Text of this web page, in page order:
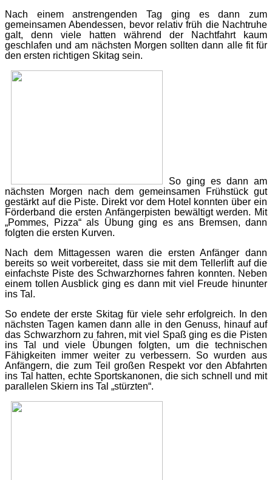
Nach einem anstrengenden Tag ging es dann zum
gemeinsamen Abendessen, bevor relativ früh die Nachtruhe
galt, denn viele hatten während der Nachtfahrt kaum
geschlafen und am nächsten Morgen sollten dann alle fit für
den ersten richtigen Skitag sein.
So ging es dann am
nächsten Morgen nach dem gemeinsamen Frühstück gut
gestärkt auf die Piste. Direkt vor dem Hotel konnten über ein
Förderband die ersten Anfängerpisten bewältigt werden. Mit
„Pommes, Pizza“ als Übung ging es ans Bremsen, dann
folgten die ersten Kurven.
Nach dem Mittagessen waren die ersten Anfänger dann
bereits so weit vorbereitet, dass sie mit dem Tellerlift auf die
einfachste Piste des Schwarzhornes fahren konnten. Neben
einem tollen Ausblick ging es dann mit viel Freude hinunter
ins Tal.
So endete der erste Skitag für viele sehr erfolgreich. In den
nächsten Tagen kamen dann alle in den Genuss, hinauf auf
das Schwarzhorn zu fahren, mit viel Spaß ging es die Pisten
ins Tal und viele Übungen folgten, um die technischen
Fähigkeiten immer weiter zu verbessern. So wurden aus
Anfängern, die zum Teil großen Respekt vor den Abfahrten
ins Tal hatten, echte Sportskanonen, die sich schnell und mit
parallelen Skiern ins Tal „stürzten“.